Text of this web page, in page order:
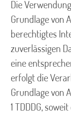
Die
Grundlage von
berechtigtes
zuverlässigen
eine
erfolgt die
Grundlage von
1 TDDDG,